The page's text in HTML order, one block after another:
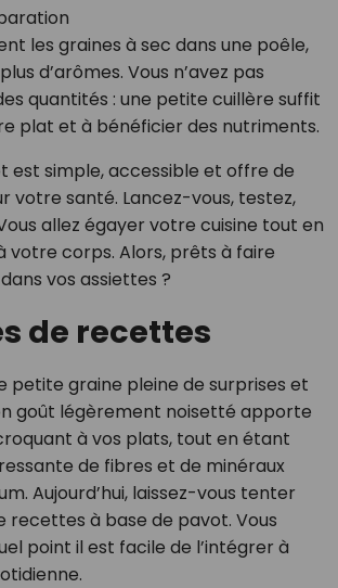
les graines à sec dans une poêle,
d’arômes. Vous n’avez pas
quantités : une petite cuillère suffit
plat et à bénéficier des nutriments.
est simple, accessible et offre de
votre santé. Lancez-vous, testez,
allez égayer votre cuisine tout en
votre corps. Alors, prêts à faire
vos assiettes ?
de recettes
petite graine pleine de surprises et
goût légèrement noisetté apporte
à vos plats, tout en étant
de fibres et de minéraux
Aujourd’hui, laissez-vous tenter
recettes à base de pavot. Vous
point il est facile de l’intégrer à